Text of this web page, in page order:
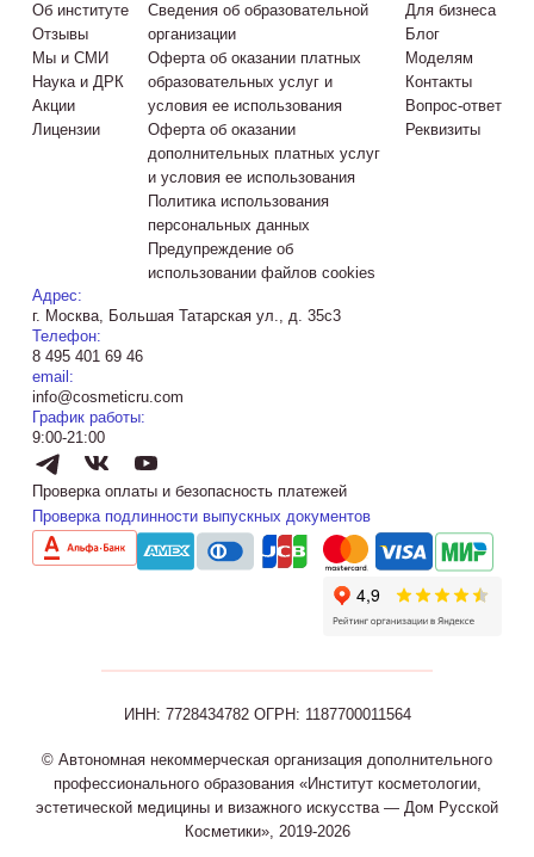
Об институте
Отзывы
Мы и СМИ
Наука и ДРК
Акции
Лицензии
Сведения об образовательной
организации
Оферта об оказании платных
образовательных услуг и
условия ее использования
Оферта об оказании
дополнительных платных услуг
и условия ее использования
Политика использования
персональных данных
Предупреждение об
использовании файлов cookies
Для бизнеса
Блог
Моделям
Контакты
Вопрос-ответ
Реквизиты
Адрес:
г. Москва, Большая Татарская ул., д. 35с3
Телефон:
8 495 401 69 46
email:
info@cosmeticru.com
График работы:
9:00-21:00
Проверка оплаты и безопасность платежей
Проверка подлинности выпускных документов
ИНН: 7728434782 ОГРН: 1187700011564
© Автономная некоммерческая организация дополнительного
профессионального образования «Институт косметологии,
эстетической медицины и визажного искусства — Дом Русской
Косметики», 2019-2026